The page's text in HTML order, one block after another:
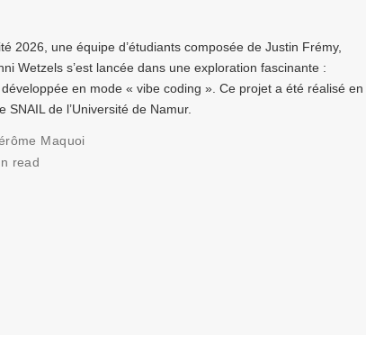
2026, une équipe d’étudiants composée de Justin Frémy,
Wetzels s’est lancée dans une exploration fascinante :
développée en mode « vibe coding ». Ce projet a été réalisé en
de l’Université de Namur.
Maquoi
read